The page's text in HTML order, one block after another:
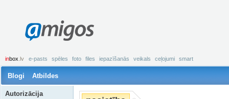
amigos
inbox .lv e-pasts spēles foto files iepazīšanās veikals ceļojumi smart
Blogi Atbildes
Autorizācija